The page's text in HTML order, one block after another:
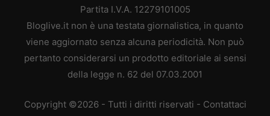
Partita I.V.A. 12279101005
Bloglive.it non è una testata giornalistica, in quanto
viene aggiornato senza alcuna periodicità. Non può
pertanto considerarsi un prodotto editoriale ai sensi
della legge n. 62 del 07.03.2001
Copyright ©2026 - Tutti i diritti riservati - Contattaci